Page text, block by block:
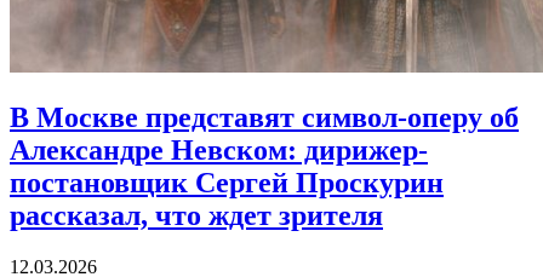
В Москве представят символ-оперу об
Александре Невском: дирижер-
постановщик Сергей Проскурин
рассказал, что ждет зрителя
12.03.2026